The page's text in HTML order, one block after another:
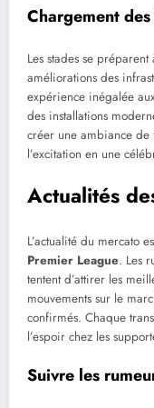
Chargement
Les stades se
améliorations des
expérience inégalée
des installations
créer une ambiance de
l’excitation en une
Actualités
L’actualité du mercato
Premier League. Les
tentent d’attirer les
mouvements sur le
confirmés. Chaque
l’espoir chez les
Suivre les